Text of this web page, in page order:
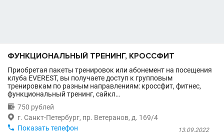
ФУНКЦИОНАЛЬНЫЙ ТРЕНИНГ, КРОССФИТ
Приобретая пакеты тренировок или абонемент на посещения
клуба EVEREST, вы получаете доступ к групповым
тренировкам по разным направлениям: кроссфит, фитнес,
функциональный тренинг, сайкл…
 750 рублей
 г. Санкт-Петербург, пр. Ветеранов, д. 169/4
13.09.2022
 Показать телефон